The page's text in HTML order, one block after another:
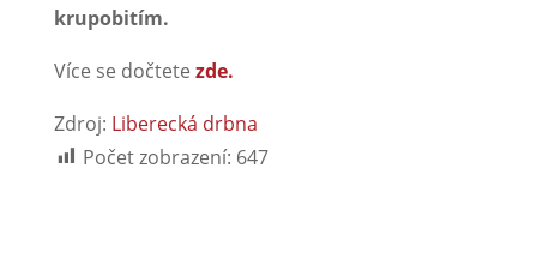
krupobitím.
Více se dočtete zde.
Zdroj: Liberecká drbna
Počet zobrazení: 647